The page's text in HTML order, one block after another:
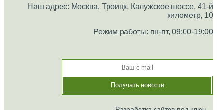
Наш адрес: Москва, Троицк, Калужское шоссе, 41-й
километр, 10
Режим работы: пн-пт, 09:00-19:00